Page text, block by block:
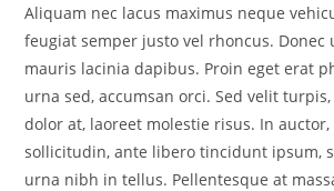
Aliquam nec lacus maximus neque
feugiat semper justo vel rhoncus. Donec
mauris lacinia dapibus. Proin eget erat
urna sed, accumsan orci. Sed velit
dolor at, laoreet molestie risus. In
sollicitudin, ante libero tincidunt ipsum,
urna nibh in tellus. Pellentesque at